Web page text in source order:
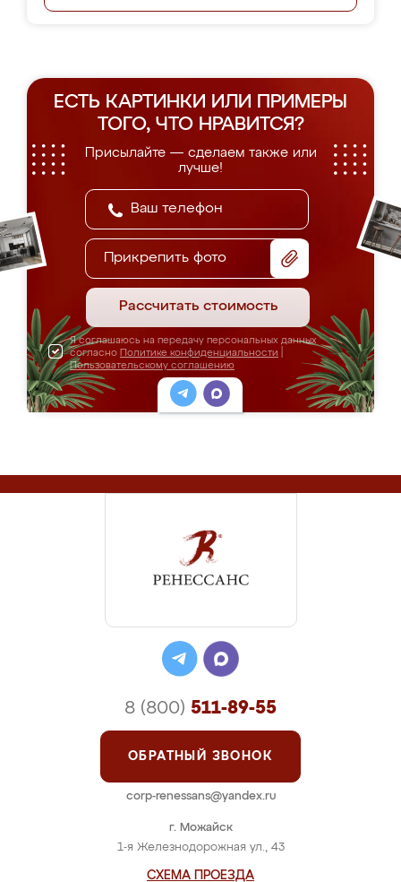
ЕСТЬ КАРТИНКИ ИЛИ ПРИМЕРЫ
ТОГО, ЧТО НРАВИТСЯ?
Присылайте — сделаем также или
лучше!
Прикрепить фото
Рассчитать стоимость
Я соглашаюсь на передачу персональных данных
согласно Политике конфиденциальности
Пользовательскому соглашению
г. Можайск
1-я Железнодорожная ул., 43
СХЕМА ПРОЕЗДА
8 (800) 511-89-55
ОБРАТНЫЙ ЗВОНОК
corp-renessans@yandex.ru